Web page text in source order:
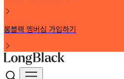
롱블랙 멤버십 가입하기